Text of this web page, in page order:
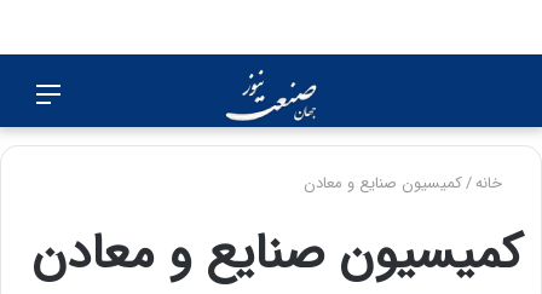
برای
خانه/کمیسیون صنایع و معادن
کمیسیون صنایع و معادن